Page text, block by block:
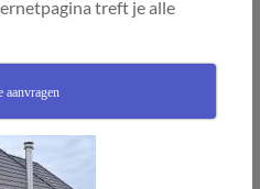
treft je alle
aanvragen